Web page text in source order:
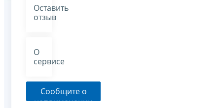
Оставить
отзыв
О
сервисе
Сообщите о
неприменении